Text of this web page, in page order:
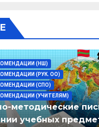
(НШ)
(РУК. ОО)
(СПО)
(УЧИТЕЛЯМ)
методические
учебных